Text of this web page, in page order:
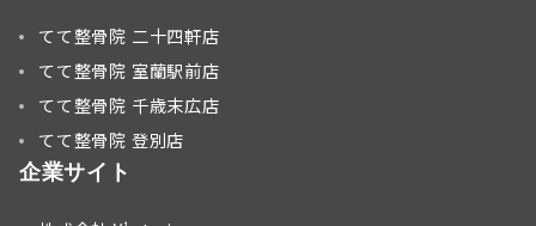
てて整骨院 二十四軒店
てて整骨院 室蘭駅前店
てて整骨院 千歳末広店
てて整骨院 登別店
企業サイト